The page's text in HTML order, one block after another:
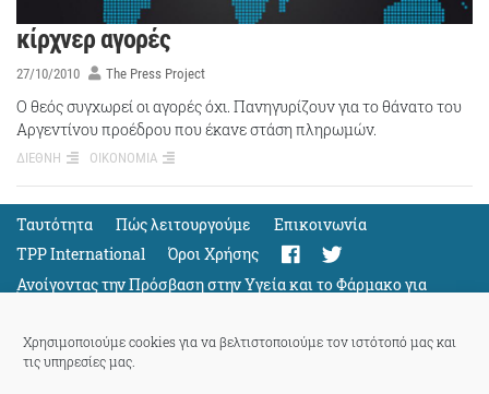
Χρησιμοποιούμε cookies για να βελτιστοποιούμε τον ιστότοπό μας και
τις υπηρεσίες μας.
κίρχνερ αγορές
27/10/2010 The Press Project
O θεός συγχωρεί οι αγορές όχι. Πανηγυρίζουν για το θάνατο του
Αργεντίνου προέδρου που έκανε στάση πληρωμών.
ΔΙΕΘΝΗ ΟΙΚΟΝΟΜΙΑ
Ταυτότητα Πώς λειτουργούμε
Eπικοινωνία
TPP International
Όροι Χρήσης
Ανοίγοντας την Πρόσβαση στην Υγεία και το Φάρμακο για
Όλους
Support